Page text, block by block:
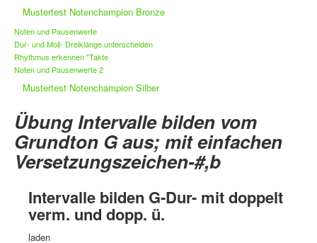
Mustertest Notenchampion Bronze
Noten und Pausenwerte
Dur- und Moll- Dreiklänge unterscheiden
Rhythmus erkennen "Takte
Noten und Pausenwerte 2
Mustertest Notenchampion Silber
Übung Intervalle bilden vom
Grundton G aus; mit einfachen
Versetzungszeichen-#,b